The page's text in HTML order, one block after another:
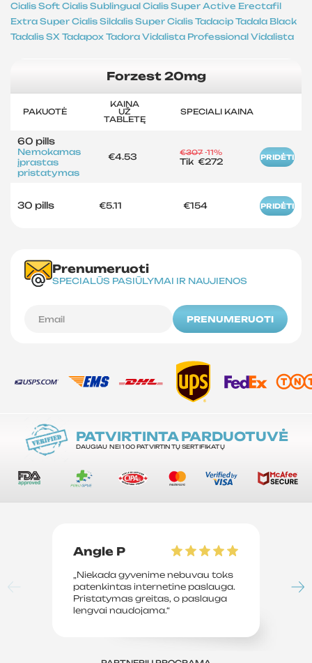
Cialis Soft Cialis Sublingual Cialis Super Active Erectafil
Extra Super Cialis Sildalis Super Cialis Tadacip Tadala Black
Tadalis SX Tadapox Tadora Vidalista Professional Vidalista
Forzest 20mg
PAKUOTĖ
KAINA
UŽ
TABLETĘ
SPECIALI KAINA
60 pills
Nemokamas
įprastas
pristatymas
€4.53 €307 -11%
Tik €272 PRIDĖTI
30 pills €5.11 €154 PRIDĖTI
Prenumeruoti
SPECIALŪS PASIŪLYMAI IR NAUJIENOS
PRENUMERUOTI
PATVIRTINTA PARDUOTUVĖ
DAUGIAU NEI 100 PATVIRTINTŲ SERTIFIKATŲ
Angle P
„Niekada gyvenime nebuvau toks
patenkintas internetine paslauga.
Pristatymas greitas, o paslauga
lengvai naudojama.“